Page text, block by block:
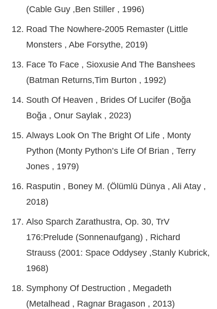
(Cable Guy ,Ben Stiller , 1996)
Road The Nowhere-2005 Remaster (Little
Monsters , Abe Forsythe, 2019)
Face To Face , Sioxusie And The Banshees
(Batman Returns,Tim Burton , 1992)
South Of Heaven , Brides Of Lucifer (Boğa
Boğa , Onur Saylak , 2023)
Always Look On The Bright Of Life , Monty
Python (Monty Python’s Life Of Brian , Terry
Jones , 1979)
Rasputin , Boney M. (Ölümlü Dünya , Ali Atay ,
2018)
Also Sparch Zarathustra, Op. 30, TrV
176:Prelude (Sonnenaufgang) , Richard
Strauss (2001: Space Oddysey ,Stanly Kubrick,
1968)
Symphony Of Destruction , Megadeth
(Metalhead , Ragnar Bragason , 2013)